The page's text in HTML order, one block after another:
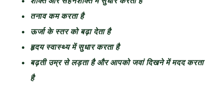
तनाव कम करता है
ऊर्जा के स्तर को बढ़ा देता है
हृदय स्वास्थ्य में सुधार करता है
बढ़ती उम्र से लड़ता है और आपको जवां दिखने में मदद करता
है